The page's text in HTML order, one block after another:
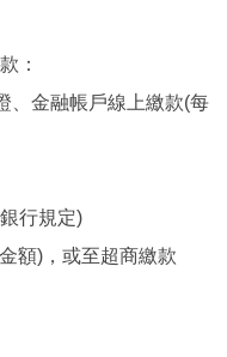
：
、金融帳戶線上繳款(每
行規定)
額)，或至超商繳款